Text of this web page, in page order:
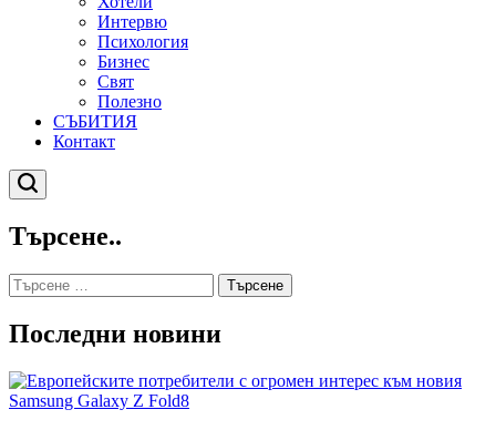
Интервю
Психология
Бизнес
Свят
Полезно
СЪБИТИЯ
Контакт
Търсене
Търсене..
Търсене
за:
Последни новини